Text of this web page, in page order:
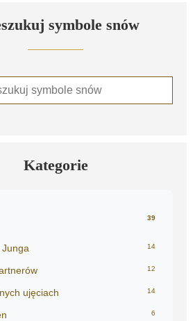
symbole snów
Kategorie
39
14
12
ujęciach 14
6